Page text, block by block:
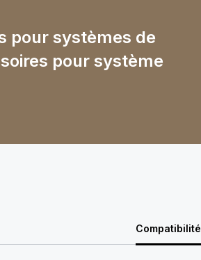
pour systèmes de
pour système
Compatibilité